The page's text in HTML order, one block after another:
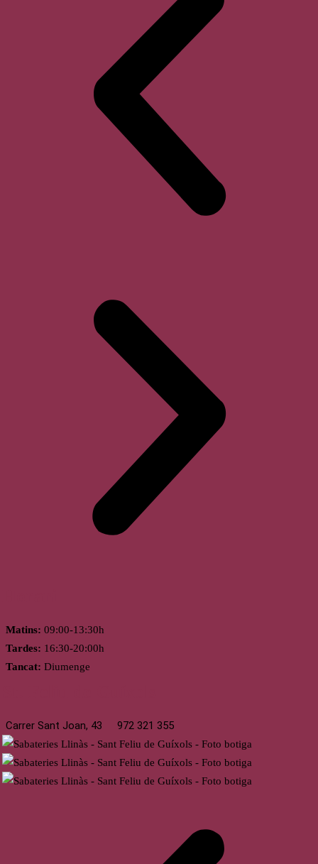
Matins: 09:00-13:30h
Tardes: 16:30-20:00h
Tancat: Diumenge
Carrer Sant Joan, 43 972 321 355